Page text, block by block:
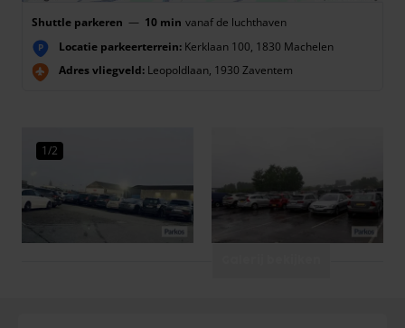
Shuttle parkeren — 10 min vanaf de luchthaven
P Locatie parkeerterrein: Kerklaan 100, 1830 Machelen
Adres vliegveld: Leopoldlaan, 1930 Zaventem
1/2